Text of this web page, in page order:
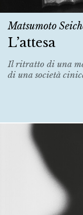
Matsumoto
L’attesa
Il ritratto di una
di una società